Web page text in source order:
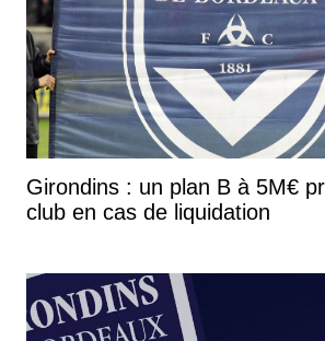
Girondins : un plan B à 5M€
club en cas de liquidation